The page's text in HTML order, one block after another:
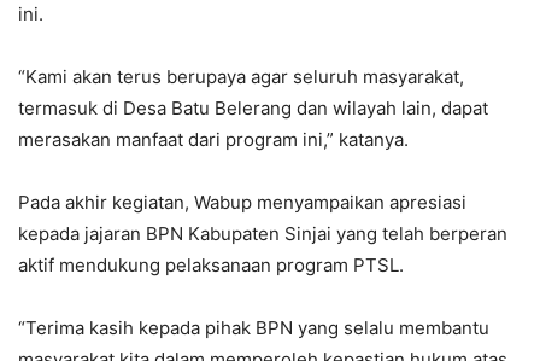
ini.
“Kami akan terus berupaya agar seluruh masyarakat,
termasuk di Desa Batu Belerang dan wilayah lain, dapat
merasakan manfaat dari program ini,” katanya.
Pada akhir kegiatan, Wabup menyampaikan apresiasi
kepada jajaran BPN Kabupaten Sinjai yang telah berperan
aktif mendukung pelaksanaan program PTSL.
“Terima kasih kepada pihak BPN yang selalu membantu